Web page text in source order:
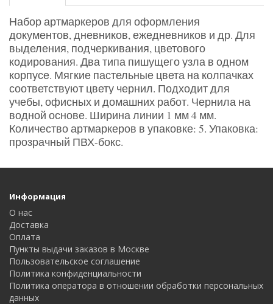
Набор артмаркеров для оформления
документов, дневников, ежедневников и др. Для
выделения, подчеркивания, цветового
кодирования. Два типа пишущего узла в одном
корпусе. Мягкие пастельные цвета на колпачках
соответствуют цвету чернил. Подходит для
учебы, офисных и домашних работ. Чернила на
водной основе. Ширина линии 1 мм 4 мм.
Количество артмаркеров в упаковке: 5. Упаковка:
прозрачный ПВХ-бокс.
Информация
О нас
Доставка
Оплата
Пункты выдачи заказов в Москве
Пользовательское соглашение
Политика конфиденциальности
Политика оператора в отношении обработки персональных
данных